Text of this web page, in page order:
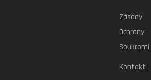
Zásady
Ochrany
Soukromí
Kontakt